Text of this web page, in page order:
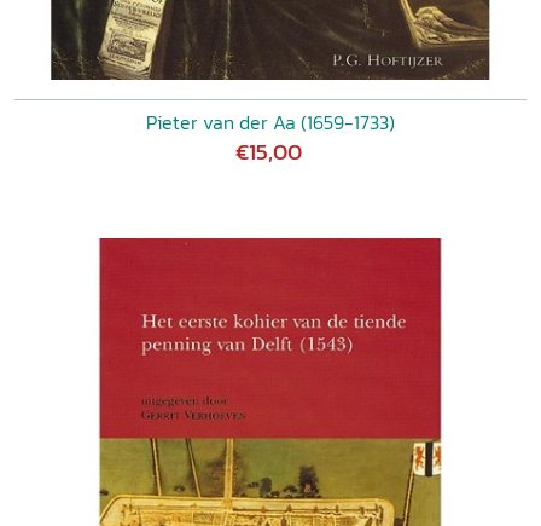
Pieter van der Aa (1659-1733)
€15,00